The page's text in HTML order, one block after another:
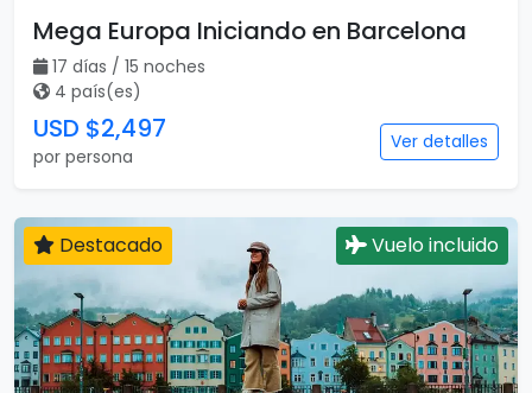
Mega Europa Iniciando en Barcelona
17 días / 15 noches
4 país(es)
USD $2,497
por persona
Ver detalles
Destacado Vuelo incluido